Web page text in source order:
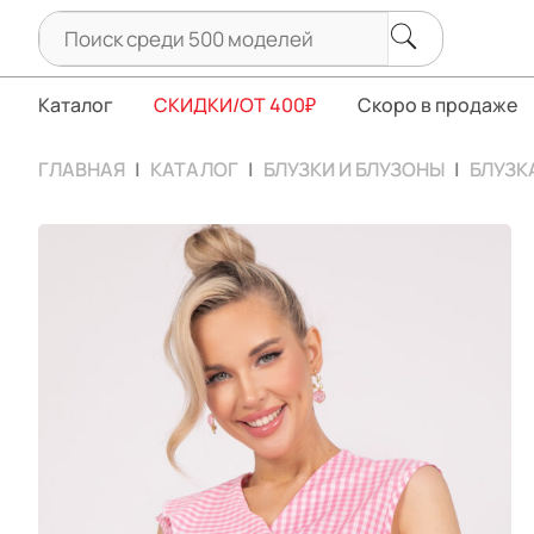
Каталог СКИДКИ/ОТ 400₽ Скоро в продаже
ГЛАВНАЯ КАТАЛОГ БЛУЗКИ И БЛУЗОНЫ